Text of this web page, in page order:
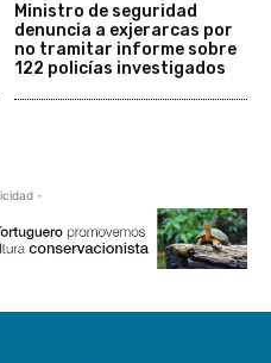
Ministro de seguridad
denuncia a exjerarcas por
no tramitar informe sobre
122 policías investigados
-